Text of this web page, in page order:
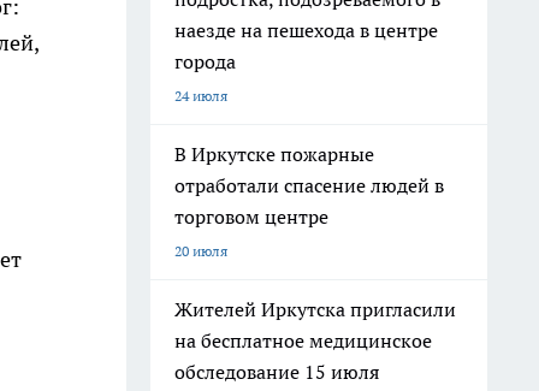
наезде на пешехода в центре
города
24 июля
В Иркутске пожарные
отработали спасение людей в
торговом центре
20 июля
Жителей Иркутска пригласили
на бесплатное медицинское
обследование 15 июля